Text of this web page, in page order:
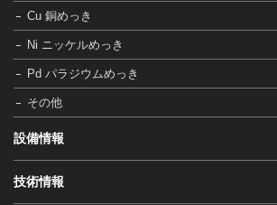
Cu 銅めっき
Ni ニッケルめっき
Pd パラジウムめっき
その他
設備情報
技術情報